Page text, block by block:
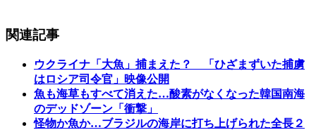
関連記事
ウクライナ「大魚」捕まえた？ 「ひざまずいた捕虜
はロシア司令官」映像公開
魚も海草もすべて消えた…酸素がなくなった韓国南海
のデッドゾーン「衝撃」
怪物か魚か…ブラジルの海岸に打ち上げられた全長２